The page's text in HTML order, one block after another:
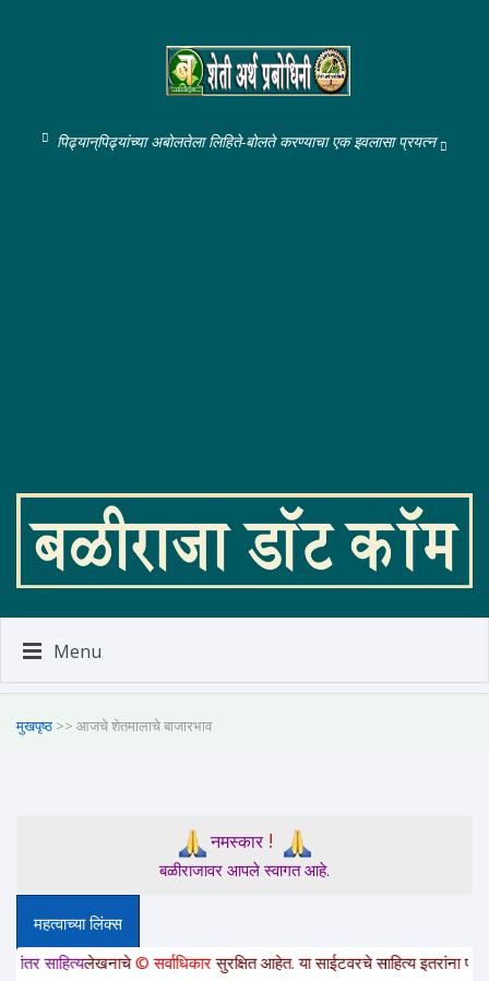
पिढ्यान्‌पिढ्यांच्या अबोलतेला लिहिते-बोलते करण्याचा एक इवलासा प्रयत्न
Menu
मुखपृष्ठ >> आजचे शेतमालाचे बाजारभाव
नमस्कार!
बळीराजावर आपले स्वागत आहे.
महत्वाच्या लिंक्स
लेखनाचे© सर्वाधिकारसुरक्षित आहेत. या साईटवरचे साहित्य इतरांना पाठवायचे